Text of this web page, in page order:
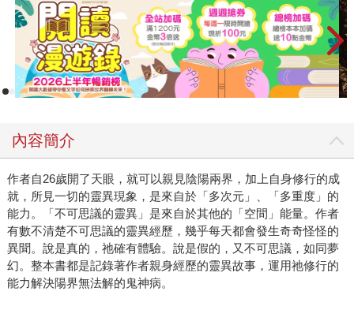
內容簡介
作者自26歲開了天眼，就可以親見陰陽兩界，加上自身修行的成
就，所見一切的靈異現象，是來自於「多次元」、「多重度」的
能力。「不可思議的靈異」是來自於其他的「空間」能量。作者
有數不清楚不可思議的靈異經歷，幾乎每天都會發生奇奇怪怪的
異聞。說是真的，祂確有體驗。說是假的，又不可思議，如同夢
幻。整本書都是記錄著作者親身經歷的靈異故事，運用祂修行的
能力解決陽界無法解的鬼神病。